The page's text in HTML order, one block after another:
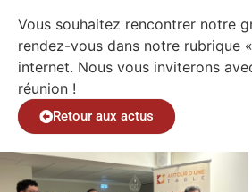
Vous souhaitez rencontrer notre
rendez-vous dans notre rubrique
internet. Nous vous inviterons
réunion !
Retour aux actus